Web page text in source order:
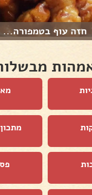
חזה עוף בטמפורה...